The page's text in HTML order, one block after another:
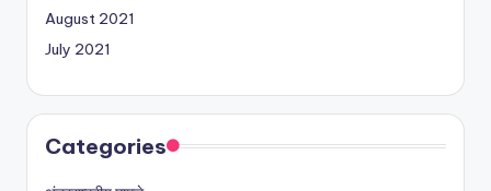
August 2021
July 2021
Categories